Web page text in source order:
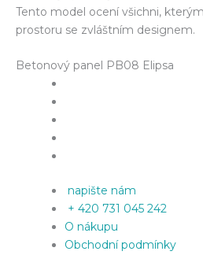
Tento model ocení všichni,
prostoru se zvláštním designem.
Betonový panel PB08 Elipsa
napište nám
+ 420 731 045 242
O nákupu
Obchodní podmínky